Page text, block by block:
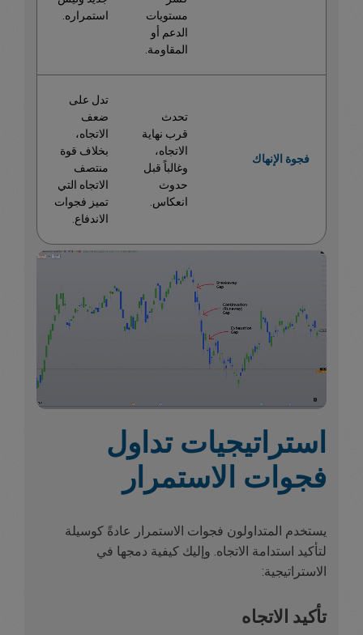
مستويات
الدعم أو
المقاومة.
استمراره.
فجوة الإنهاك
تحدث
قرب نهاية
الاتجاه،
وغالباً قبل
حدوث
انعكاس.
تدل على
ضعف
الاتجاه،
بخلاف قوة
منتصف
الاتجاه التي
تميز فجوات
الاندفاع.
استراتيجيات تداول
فجوات الاستمرار
يستخدم المتداولون فجوات الاستمرار عادةً كوسيلة
لتأكيد استدامة الاتجاه. وإليك كيفية دمجها في
الاستراتيجية:
تأكيد الاتجاه